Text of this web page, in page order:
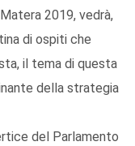
2019, vedrà,
di ospiti che
il tema di questa
della strategia
del Parlamento